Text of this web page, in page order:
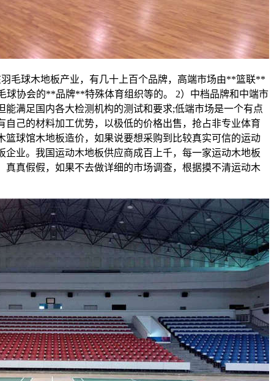
毛球木地板产业，有几十上百个品牌，高端市场由**篮联**
协会的**品牌**特殊体育组织等的。 2）中档品牌和中端市
满足国内各大检测机构的测试和要求;低端市场是一个有点
己的材料加工优势，以极低的价格出售，抢占非专业体育
球馆木地板造价，如果说要想采购到比较真实可信的运动
业。我国运动木地板供应商成百上千，每一家运动木地板
真假假，如果不去做详细的市场调查，根据摸不清运动木